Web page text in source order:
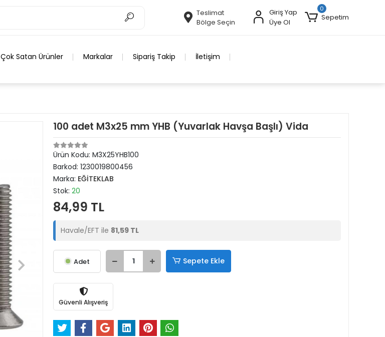
Teslimat
Bölge Seçin
Giriş Yap
Üye Ol
0
Sepetim
Çok Satan Ürünler Markalar Sipariş Takip İletişim
100 adet M3x25 mm YHB (Yuvarlak Havşa Başlı) Vida
Ürün Kodu: M3X25YHB100
Barkod: 1230019800456
Marka: EĞİTEKLAB
Stok: 20
84,99 TL
Havale/EFT ile 81,59 TL
Adet Sepete Ekle
Güvenli Alışveriş